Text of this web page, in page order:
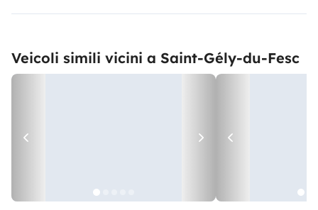
Veicoli simili vicini a Saint-Gély-du-Fesc